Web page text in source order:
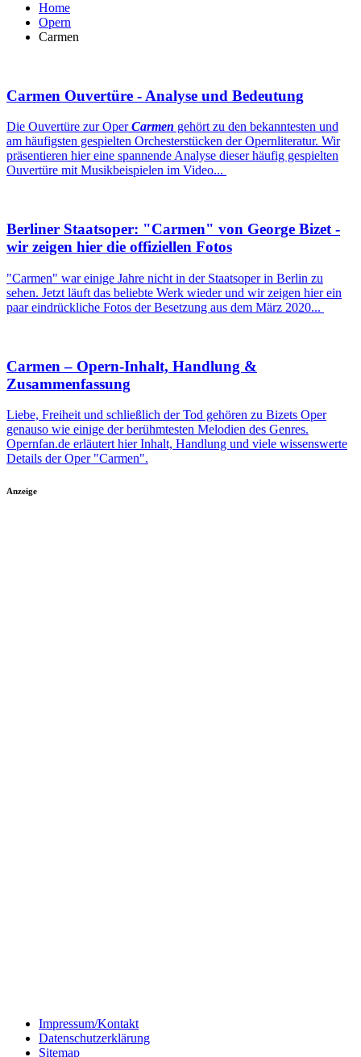
Home
Opern
Carmen
Carmen Ouvertüre - Analyse und Bedeutung
Die Ouvertüre zur OperCarmen gehört zu den bekanntesten und
am häufigsten gespielten Orchesterstücken der Opernliteratur. Wir
präsentieren hier eine spannende Analyse dieser häufig gespielten
Ouvertüre mit Musikbeispielen im Video...
Berliner Staatsoper: "Carmen" von George Bizet -
wir zeigen hier die offiziellen Fotos
"Carmen" war einige Jahre nicht in der Staatsoper in Berlin zu
sehen. Jetzt läuft das beliebte Werk wieder und wir zeigen hier ein
paar eindrückliche Fotos der Besetzung aus dem März 2020...
Carmen – Opern-Inhalt, Handlung &
Zusammenfassung
Liebe, Freiheit und schließlich der Tod gehören zu Bizets Oper
genauso wie einige der berühmtesten Melodien des Genres.
Opernfan.de erläutert hier Inhalt, Handlung und viele wissenswerte
Details der Oper "Carmen".
Anzeige
Impressum/Kontakt
Datenschutzerklärung
Sitemap